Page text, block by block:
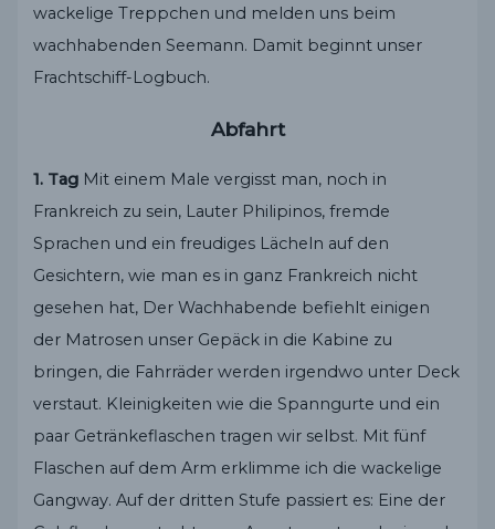
wackelige Treppchen und melden uns beim
wachhabenden Seemann. Damit beginnt unser
Frachtschiff-Logbuch.
Abfahrt
1. Tag Mit einem Male vergisst man, noch in
Frankreich zu sein, Lauter Philipinos, fremde
Sprachen und ein freudiges Lächeln auf den
Gesichtern, wie man es in ganz Frankreich nicht
gesehen hat, Der Wachhabende befiehlt einigen
der Matrosen unser Gepäck in die Kabine zu
bringen, die Fahrräder werden irgendwo unter Deck
verstaut. Kleinigkeiten wie die Spanngurte und ein
paar Getränkeflaschen tragen wir selbst. Mit fünf
Flaschen auf dem Arm erklimme ich die wackelige
Gangway. Auf der dritten Stufe passiert es: Eine der